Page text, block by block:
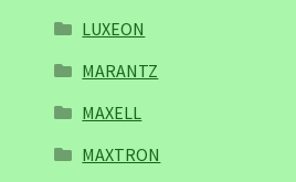
LUXEON
MARANTZ
MAXELL
MAXTRON